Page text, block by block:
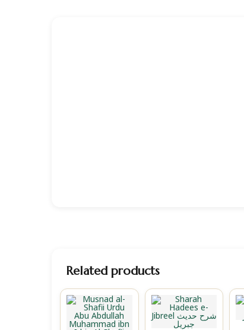
Related products